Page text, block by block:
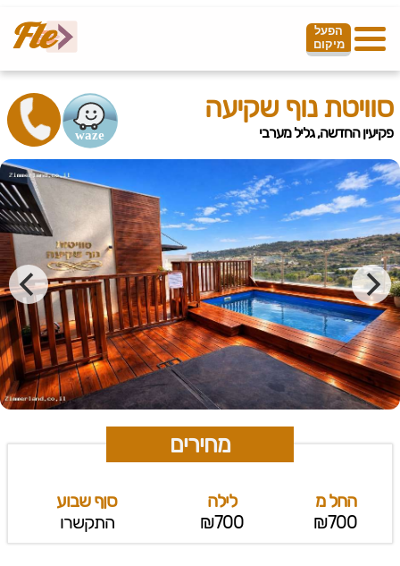
הפעל
מיקום
סוויטת נוף שקיעה
פקיעין החדשה, גליל מערבי
מחירים
החל מ
₪700
לילה
₪700
סןף שבוע
התקשרו